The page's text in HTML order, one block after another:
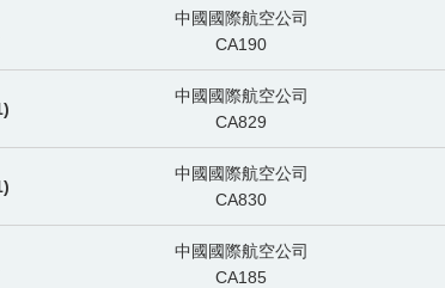
中國國際航空公司
CA190
中國國際航空公司
CA829
中國國際航空公司
CA830
中國國際航空公司
CA185